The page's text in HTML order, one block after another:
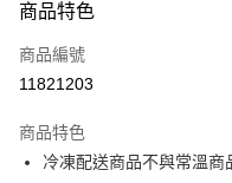
信用卡一次付款
信用卡分期付款
合作金庫商業銀行
華南商業銀行
LINE Pay
商品特色
商品編號
11821203
商品特色
冷凍配送商品不與常溫商